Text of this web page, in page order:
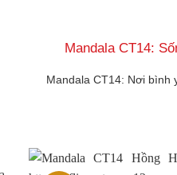
Mandala CT14:
Mandala CT14: Nơi bình